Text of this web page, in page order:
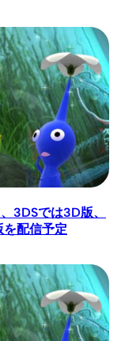
3DSでは3D版、
配信予定